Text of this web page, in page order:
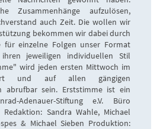
Zusammenhänge aufzulösen,
auch Zeit. Die wollen wir
bekommen wir dabei durch
für einzelne Folgen unser Format
jeweiligen individuellen Stil
wird jeden ersten Mittwoch im
und auf allen gängigen
abrufbar sein. Erststimme ist ein
Adenauer-Stiftung e.V. Büro
Sandra Wahle, Michael
& Michael Sieben Produktion: